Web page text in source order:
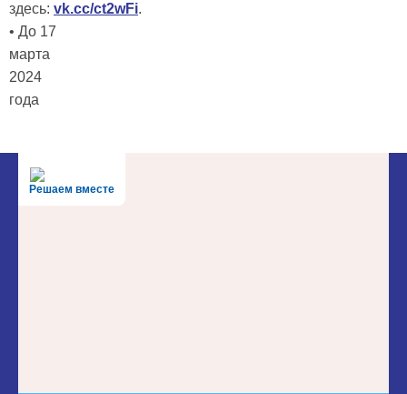
здесь: vk.cc/ct2wFi.
• До 17
марта
2024
года
Решаем вместе